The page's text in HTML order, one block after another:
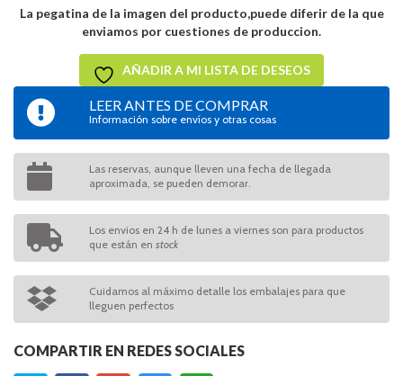
La pegatina de la imagen del producto,puede diferir de la que
enviamos por cuestiones de produccion.
AÑADIR A MI LISTA DE DESEOS
LEER ANTES DE COMPRAR
Información sobre envíos y otras cosas
Las reservas, aunque lleven una fecha de llegada
aproximada, se pueden demorar.
Los envios en 24 h de lunes a viernes son para productos
que están en stock
Cuidamos al máximo detalle los embalajes para que
lleguen perfectos
COMPARTIR EN REDES SOCIALES